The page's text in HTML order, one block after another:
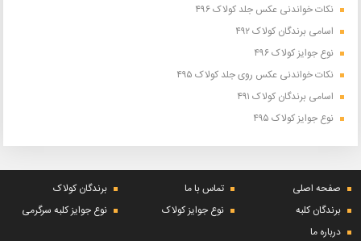
نکات خواندنی عکس جلد کولاک ۴۹۶
اسامی برندگان کولاک ۴۹۲
نوع جوایز کولاک ۴۹۶
نکات خواندنی عکس روی جلد کولاک ۴۹۵
اسامی برندگان کولاک ۴۹۱
نوع جوایز کولاک ۴۹۵
صفحه اصلی تماس با ما
برندگان کولاک
برندگان کلبه
نوع جوایز کولاک
نوع جوایز کلبه سرگرمی
درباره ما